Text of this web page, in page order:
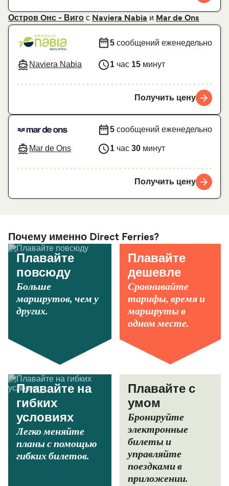
Остров Oнс - Виго с Naviera Nabia и Mar de Ons
Naviera Nabia
5 сообщений еженедельно
1 час 15 минут
Получить цену
Mar de Ons
5 сообщений еженедельно
1 час 30 минут
Получить цену
Почему именно Direct Ferries?
Плавайте
повсюду
Больше
маршрутов, чем у
других.
Плавайте
дешевле
Сравнивайте
тарифы, время и
маршруты в
одном месте.
Плавайте на
гибких
условиях
Легко меняйте
планы с помощью
гибких билетов.
Плавайте с
умом
Бронируйте
электронные
билеты и
управляйте
поездками в
приложении.